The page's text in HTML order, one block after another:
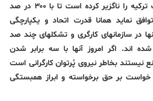
آن چیزی که دولت ترکیه را ناگزیر کرده است تا با ۳۰۰ در صد
نماید همانا قدرت اتحاد و یکپارچگی
در سازمانهای کارگری و تشکلهای چند صد
اند. اگر امروز آنها با سه برابر شدن
نیستند بخاطر نیروی پُرتوان کارگرانی است
بر حق برخواسته و ابراز همبستگی